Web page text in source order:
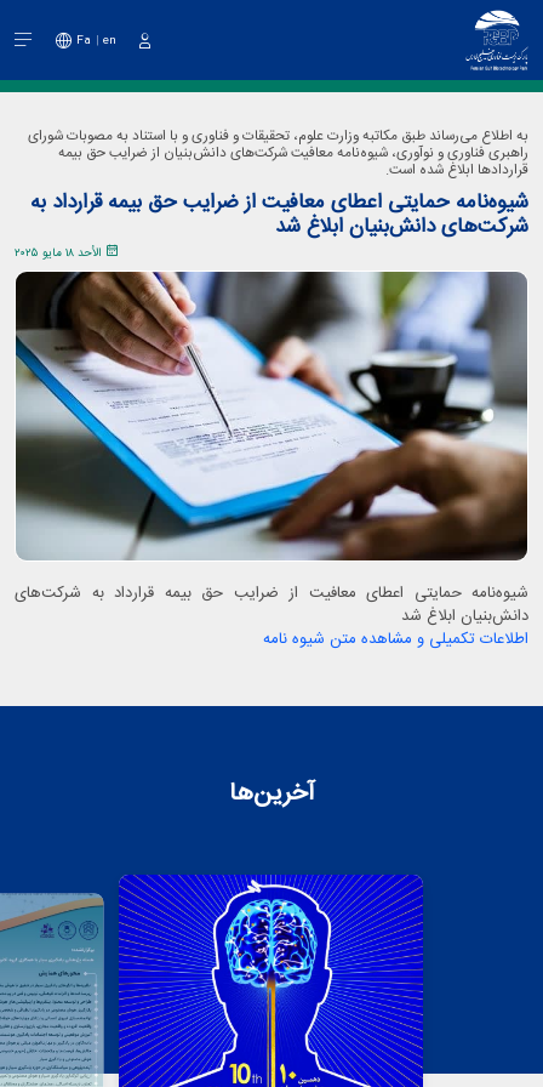
Fa en
به اطلاع می‌رساند طبق مکاتبه وزارت علوم، تحقیقات و فناوری و با استناد به مصوبات شورای
راهبری فناوری و نوآوری، شیوه‌نامه معافیت شرکت‌های دانش‌بنیان از ضرایب حق بیمه
قراردادها ابلاغ شده است.
شیوه‌نامه حمایتی اعطای معافیت از ضرایب حق بیمه قرارداد به
شرکت‌های دانش‌بنیان ابلاغ شد
الأحد ١٨ مايو ٢٠٢٥
شیوه‌نامه حمایتی اعطای معافیت از ضرایب حق بیمه قرارداد به شرکت‌های
دانش‌بنیان ابلاغ شد
اطلاعات تکمیلی و مشاهده متن شیوه نامه
آخرین‌ها